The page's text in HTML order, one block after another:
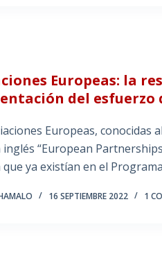
Europeas: la
del esfuerzo
Europeas,
inglés “European
ya existían en el
16 SEPTIEMBRE 2022 1